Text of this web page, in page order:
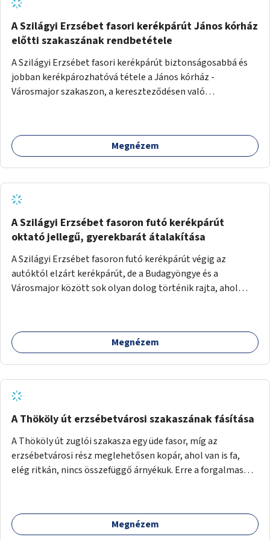
A Szilágyi Erzsébet fasori kerékpárút János kórház
előtti szakaszának rendbetétele
A Szilágyi Erzsébet fasori kerékpárút biztonságosabbá és
jobban kerékpározhatóvá tétele a János kórház -
Városmajor szakaszon, a kereszteződésen való
forgalomtól való jobb elkülönítésével, esetleg ésszerűbb
útvonal kijelölésével.
Megnézem
A Szilágyi Erzsébet fasoron futó kerékpárút
oktató jellegű, gyerekbarát átalakítása
A Szilágyi Erzsébet fasoron futó kerékpárút végig az
autóktól elzárt kerékpárút, de a Budagyöngye és a
Városmajor között sok olyan dolog történik rajta, ahol
ötletem az, hogy ezt a szakaszt egy oktató jellegű,
bemutató kerékpárúttá varázsoljuk, ahol a gyerekek a valós
sok gyerekkel közlekedő szülőt látni nap, mint, nap, sok az
iskola, óvoda a környéken. Dupla kitáblázásokkal,
fényvisszaverős táblákkal, az aszfalt erősebb színre
ötletet.
Megnézem
A Thököly út erzsébetvárosi szakaszának fásítása
A Thököly út zuglói szakasza egy üde fasor, míg az
erzsébetvárosi rész meglehetősen kopár, ahol van is fa,
elég ritkán, nincs összefüggő árnyékuk. Erre a forgalmas
szükség.
Megnézem